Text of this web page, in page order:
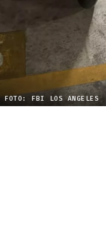
FOTO: FBI LOS ANGELES